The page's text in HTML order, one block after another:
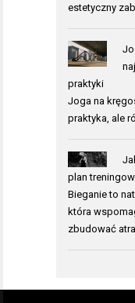
estetyczny
praktyki
Joga na
praktyka, ale
plan
Bieganie to
która
zbudować